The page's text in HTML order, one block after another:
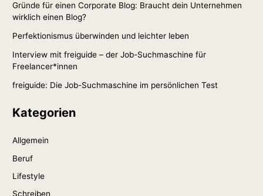
Gründe für einen Corporate Blog: Braucht dein Unternehmen
wirklich einen Blog?
Perfektionismus überwinden und leichter leben
Interview mit freiguide – der Job-Suchmaschine für
Freelancer*innen
freiguide: Die Job-Suchmaschine im persönlichen Test
Kategorien
Allgemein
Beruf
Lifestyle
Schreiben